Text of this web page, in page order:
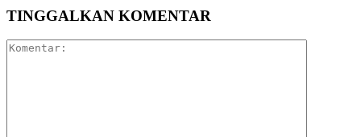
TINGGALKAN KOMENTAR